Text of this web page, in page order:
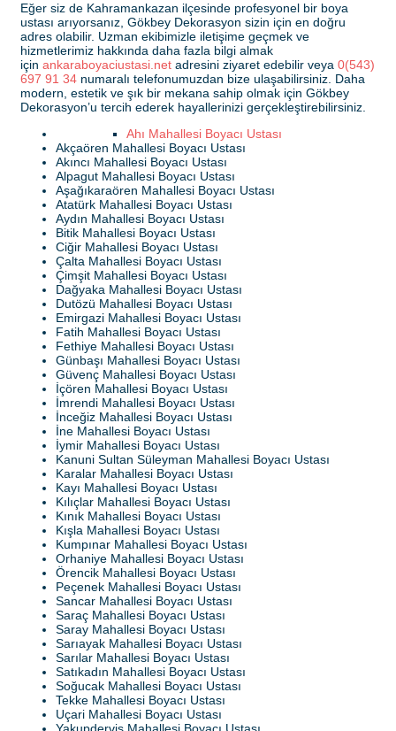
Eğer siz de Kahramankazan ilçesinde profesyonel bir boya
ustası arıyorsanız, Gökbey Dekorasyon sizin için en doğru
adres olabilir. Uzman ekibimizle iletişime geçmek ve
hizmetlerimiz hakkında daha fazla bilgi almak
için ankaraboyaciustasi.net adresini ziyaret edebilir veya 0(543)
697 91 34 numaralı telefonumuzdan bize ulaşabilirsiniz. Daha
modern, estetik ve şık bir mekana sahip olmak için Gökbey
Dekorasyon’u tercih ederek hayallerinizi gerçekleştirebilirsiniz.
Ahı Mahallesi Boyacı Ustası
Akçaören Mahallesi Boyacı Ustası
Akıncı Mahallesi Boyacı Ustası
Alpagut Mahallesi Boyacı Ustası
Aşağıkaraören Mahallesi Boyacı Ustası
Atatürk Mahallesi Boyacı Ustası
Aydın Mahallesi Boyacı Ustası
Bitik Mahallesi Boyacı Ustası
Ciğir Mahallesi Boyacı Ustası
Çalta Mahallesi Boyacı Ustası
Çimşit Mahallesi Boyacı Ustası
Dağyaka Mahallesi Boyacı Ustası
Dutözü Mahallesi Boyacı Ustası
Emirgazi Mahallesi Boyacı Ustası
Fatih Mahallesi Boyacı Ustası
Fethiye Mahallesi Boyacı Ustası
Günbaşı Mahallesi Boyacı Ustası
Güvenç Mahallesi Boyacı Ustası
İçören Mahallesi Boyacı Ustası
İmrendi Mahallesi Boyacı Ustası
İnceğiz Mahallesi Boyacı Ustası
İne Mahallesi Boyacı Ustası
İymir Mahallesi Boyacı Ustası
Kanuni Sultan Süleyman Mahallesi Boyacı Ustası
Karalar Mahallesi Boyacı Ustası
Kayı Mahallesi Boyacı Ustası
Kılıçlar Mahallesi Boyacı Ustası
Kınık Mahallesi Boyacı Ustası
Kışla Mahallesi Boyacı Ustası
Kumpınar Mahallesi Boyacı Ustası
Orhaniye Mahallesi Boyacı Ustası
Örencik Mahallesi Boyacı Ustası
Peçenek Mahallesi Boyacı Ustası
Sancar Mahallesi Boyacı Ustası
Saraç Mahallesi Boyacı Ustası
Saray Mahallesi Boyacı Ustası
Sarıayak Mahallesi Boyacı Ustası
Sarılar Mahallesi Boyacı Ustası
Satıkadın Mahallesi Boyacı Ustası
Soğucak Mahallesi Boyacı Ustası
Tekke Mahallesi Boyacı Ustası
Uçari Mahallesi Boyacı Ustası